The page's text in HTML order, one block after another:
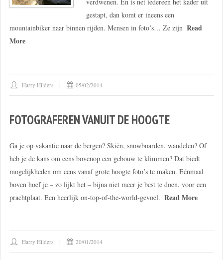
gestapt, dan komt er ineens een
mountainbiker naar binnen rijden. Mensen in foto’s… Ze zijn Read
More
Harry Hilders 05/02/2014
FOTOGRAFEREN VANUIT DE HOOGTE
Ga je op vakantie naar de bergen? Skiën, snowboarden, wandelen? Of
heb je de kans om eens bovenop een gebouw te klimmen? Dat biedt
mogelijkheden om eens vanaf grote hoogte foto’s te maken. Eénmaal
boven hoef je – zo lijkt het – bijna niet meer je best te doen, voor een
prachtplaat. Een heerlijk on-top-of-the-world-gevoel. Read More
Harry Hilders 20/01/2014